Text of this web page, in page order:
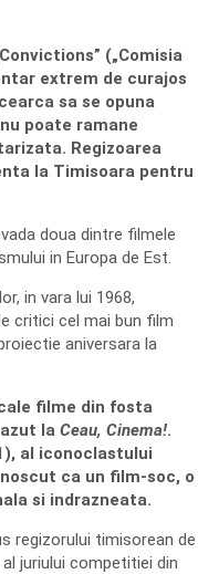
(„Comisia
extrem de curajos
sa se opuna
poate ramane
Regizoarea
la Timisoara pentru
doua dintre filmele
in Europa de Est.
in vara lui 1968,
critici cel mai bun film
aniversara la
filme din fosta
la Ceau, Cinema!.
al iconoclastului
ca un film-soc, o
si indrazneata.
regizorului timisorean de
juriului competitiei din